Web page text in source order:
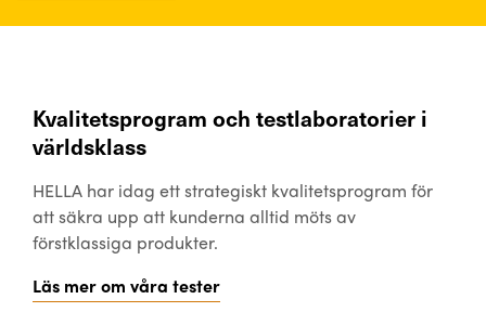
Kvalitetsprogram och testlaboratorier i
världsklass
HELLA har idag ett strategiskt kvalitetsprogram för
att säkra upp att kunderna alltid möts av
förstklassiga produkter.
Läs mer om våra tester